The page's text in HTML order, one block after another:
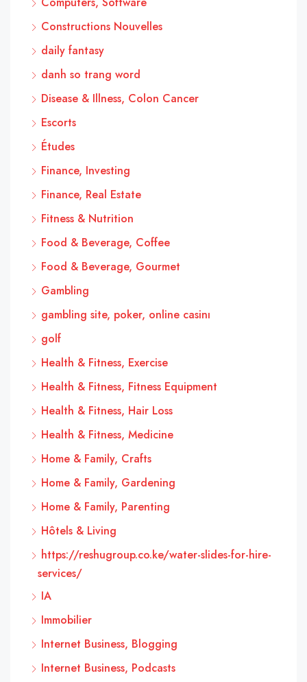
Constructions Nouvelles
daily fantasy
danh so trang word
Disease & Illness, Colon Cancer
Escorts
Études
Finance, Investing
Finance, Real Estate
Fitness & Nutrition
Food & Beverage, Coffee
Food & Beverage, Gourmet
Gambling
gambling site, poker, online casinı
golf
Health & Fitness, Exercise
Health & Fitness, Fitness Equipment
Health & Fitness, Hair Loss
Health & Fitness, Medicine
Home & Family, Crafts
Home & Family, Gardening
Home & Family, Parenting
Hôtels & Living
https://reshugroup.co.ke/water-slides-for-hire-
services/
IA
Immobilier
Internet Business, Blogging
Internet Business, Podcasts